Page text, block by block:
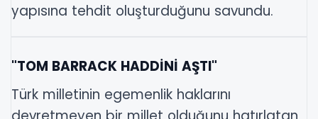
yapısına tehdit oluşturduğunu savundu.
"TOM BARRACK HADDİNİ AŞTI"
Türk milletinin egemenlik haklarını